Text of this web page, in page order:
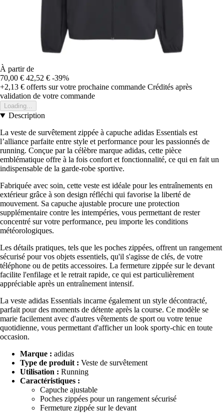
À partir de
70,00 € 42,52 € -39%
+2,13 € offerts sur votre prochaine commande Crédités après
validation de votre commande
Loading...
Description
La veste de survêtement zippée à capuche adidas Essentials est
l’alliance parfaite entre style et performance pour les passionnés de
running. Conçue par la célèbre marque adidas, cette pièce
emblématique offre à la fois confort et fonctionnalité, ce qui en fait un
indispensable de la garde-robe sportive.
Fabriquée avec soin, cette veste est idéale pour les entraînements en
extérieur grâce à son design réfléchi qui favorise la liberté de
mouvement. Sa capuche ajustable procure une protection
supplémentaire contre les intempéries, vous permettant de rester
concentré sur votre performance, peu importe les conditions
météorologiques.
Les détails pratiques, tels que les poches zippées, offrent un rangement
sécurisé pour vos objets essentiels, qu'il s'agisse de clés, de votre
téléphone ou de petits accessoires. La fermeture zippée sur le devant
facilite l'enfilage et le retrait rapide, ce qui est particulièrement
appréciable après un entraînement intensif.
La veste adidas Essentials incarne également un style décontracté,
parfait pour des moments de détente après la course. Ce modèle se
marie facilement avec d'autres vêtements de sport ou votre tenue
quotidienne, vous permettant d'afficher un look sporty-chic en toute
occasion.
Marque : adidas
Type de produit : Veste de survêtement
Utilisation : Running
Caractéristiques :
Capuche ajustable
Poches zippées pour un rangement sécurisé
Fermeture zippée sur le devant